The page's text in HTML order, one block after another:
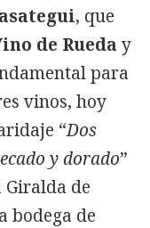
, que
de Rueda y
para
vinos, hoy
“Dos
y dorado”
Giralda de
bodega de